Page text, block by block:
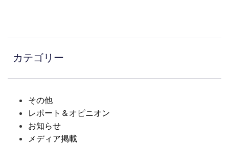
カテゴリー
その他
レポート＆オピニオン
お知らせ
メディア掲載